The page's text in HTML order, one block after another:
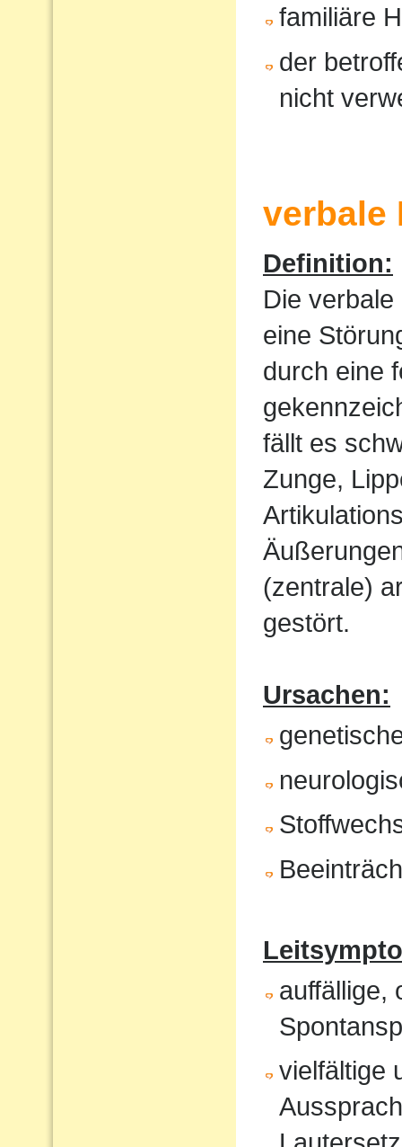
familiäre
der
nicht
verbale
Definition:
Die
eine
durch eine
fällt es
Zunge,
(zentrale)
gestört.
Ursachen:
auffällige,
vielfältige